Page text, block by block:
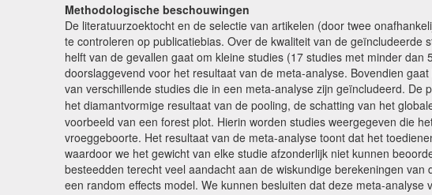
Methodologische beschouwingen
De literatuurzoektocht en de selectie van artikelen (door twee
te controleren op publicatiebias. Over de kwaliteit van de
helft van de gevallen gaat om kleine studies (17 studies met minder
doorslaggevend voor het resultaat van de meta-analyse. Bovendien
van verschillende studies die in een meta-analyse zijn geïncludeerd.
het diamantvormige resultaat van de pooling, de schatting van het
voorbeeld van een forest plot. Hierin worden studies weergegeven die
vroeggeboorte. Het resultaat van de meta-analyse toont dat het
waardoor we het gewicht van elke studie afzonderlijk niet kunnen
besteedden terecht veel aandacht aan de wiskundige berekeningen
een random effects model. We kunnen besluiten dat deze meta-analyse